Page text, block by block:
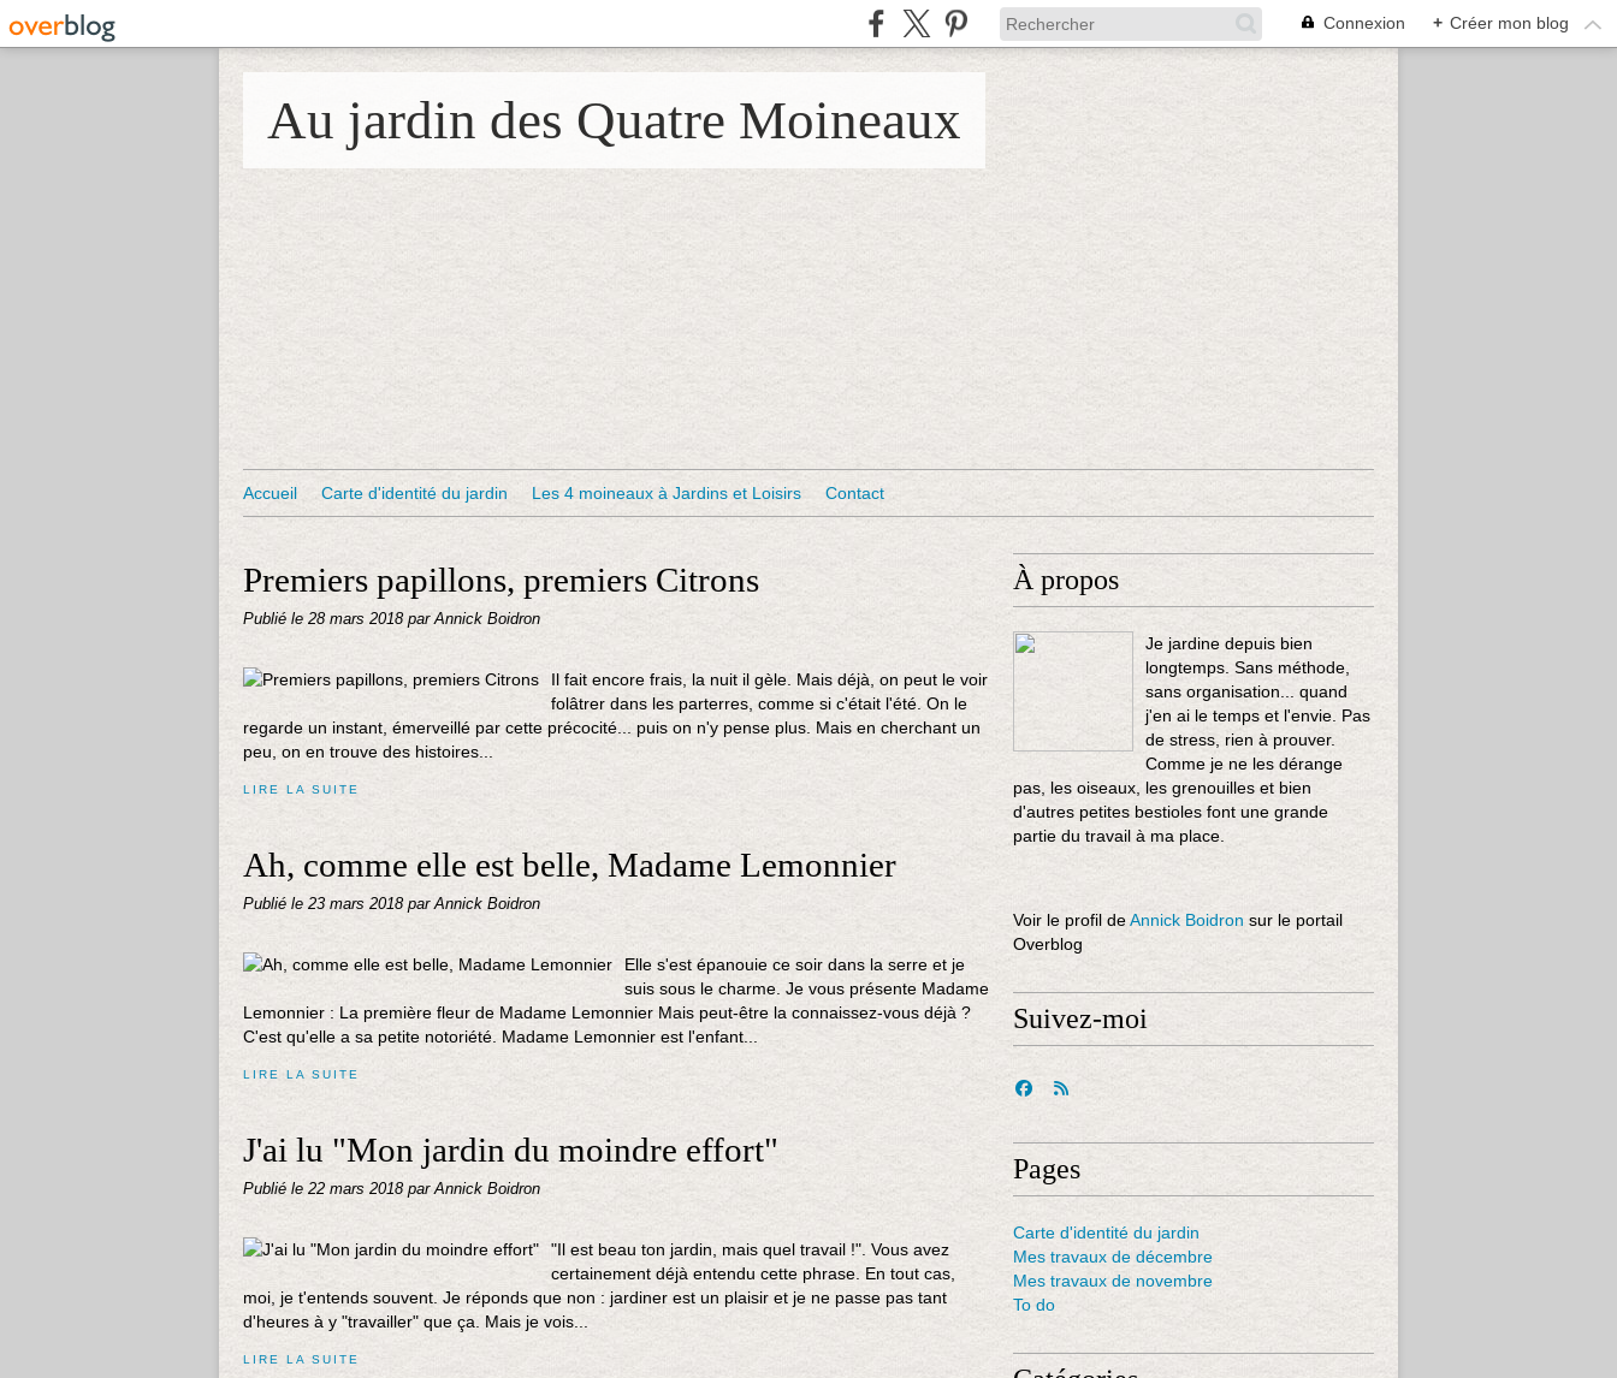
Connexion + Créer mon blog
Au jardin des Quatre Moineaux
Accueil Carte d'identité du jardin Les 4 moineaux à Jardins et Loisirs Contact
Premiers papillons, premiers Citrons
Publié le 28 mars 2018 par Annick Boidron
Il fait encore frais, la nuit il gèle. Mais déjà, on peut le voir
folâtrer dans les parterres, comme si c'était l'été. On le
regarde un instant, émerveillé par cette précocité... puis on n'y pense plus. Mais en cherchant un
peu, on en trouve des histoires...
LIRE LA SUITE
Ah, comme elle est belle, Madame Lemonnier
Publié le 23 mars 2018 par Annick Boidron
Elle s'est épanouie ce soir dans la serre et je
suis sous le charme. Je vous présente Madame
Lemonnier : La première fleur de Madame Lemonnier Mais peut-être la connaissez-vous déjà ?
C'est qu'elle a sa petite notoriété. Madame Lemonnier est l'enfant...
LIRE LA SUITE
J'ai lu "Mon jardin du moindre effort"
Publié le 22 mars 2018 par Annick Boidron
"Il est beau ton jardin, mais quel travail !". Vous avez
certainement déjà entendu cette phrase. En tout cas,
moi, je t'entends souvent. Je réponds que non : jardiner est un plaisir et je ne passe pas tant
d'heures à y "travailler" que ça. Mais je vois...
LIRE LA SUITE
À propos
Je jardine depuis bien
longtemps. Sans méthode,
sans organisation... quand
j'en ai le temps et l'envie. Pas
de stress, rien à prouver.
Comme je ne les dérange
pas, les oiseaux, les grenouilles et bien
d'autres petites bestioles font une grande
partie du travail à ma place.
Voir le profil deAnnick Boidron sur le portail
Overblog
Suivez-moi
Pages
Carte d'identité du jardin
Mes travaux de décembre
Mes travaux de novembre
To do